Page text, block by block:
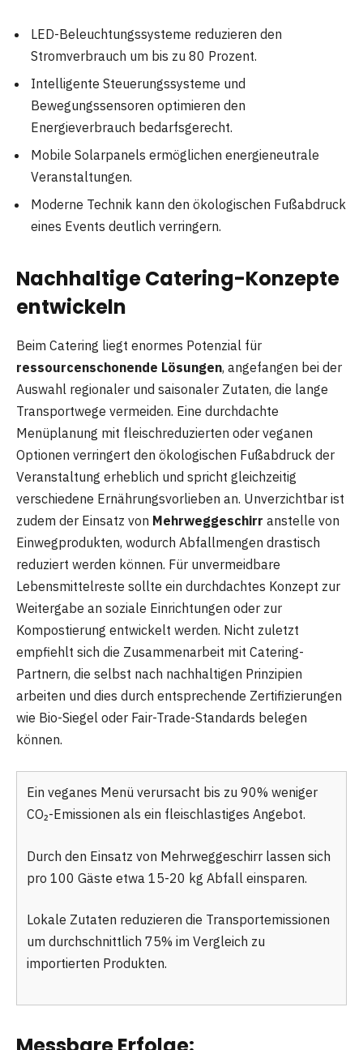
LED-Beleuchtungssysteme reduzieren den
Stromverbrauch um bis zu 80 Prozent.
Intelligente Steuerungssysteme und
Bewegungssensoren optimieren den
Energieverbrauch bedarfsgerecht.
Mobile Solarpanels ermöglichen energieneutrale
Veranstaltungen.
Moderne Technik kann den ökologischen Fußabdruck
eines Events deutlich verringern.
Nachhaltige Catering-Konzepte
entwickeln
Beim Catering liegt enormes Potenzial für
ressourcenschonende Lösungen, angefangen bei der
Auswahl regionaler und saisonaler Zutaten, die lange
Transportwege vermeiden. Eine durchdachte
Menüplanung mit fleischreduzierten oder veganen
Optionen verringert den ökologischen Fußabdruck der
Veranstaltung erheblich und spricht gleichzeitig
verschiedene Ernährungsvorlieben an. Unverzichtbar ist
zudem der Einsatz von Mehrweggeschirr anstelle von
Einwegprodukten, wodurch Abfallmengen drastisch
reduziert werden können. Für unvermeidbare
Lebensmittelreste sollte ein durchdachtes Konzept zur
Weitergabe an soziale Einrichtungen oder zur
Kompostierung entwickelt werden. Nicht zuletzt
empfiehlt sich die Zusammenarbeit mit Catering-
Partnern, die selbst nach nachhaltigen Prinzipien
arbeiten und dies durch entsprechende Zertifizierungen
wie Bio-Siegel oder Fair-Trade-Standards belegen
können.
Ein veganes Menü verursacht bis zu 90% weniger
CO₂-Emissionen als ein fleischlastiges Angebot.
Durch den Einsatz von Mehrweggeschirr lassen sich
pro 100 Gäste etwa 15-20 kg Abfall einsparen.
Lokale Zutaten reduzieren die Transportemissionen
um durchschnittlich 75% im Vergleich zu
importierten Produkten.